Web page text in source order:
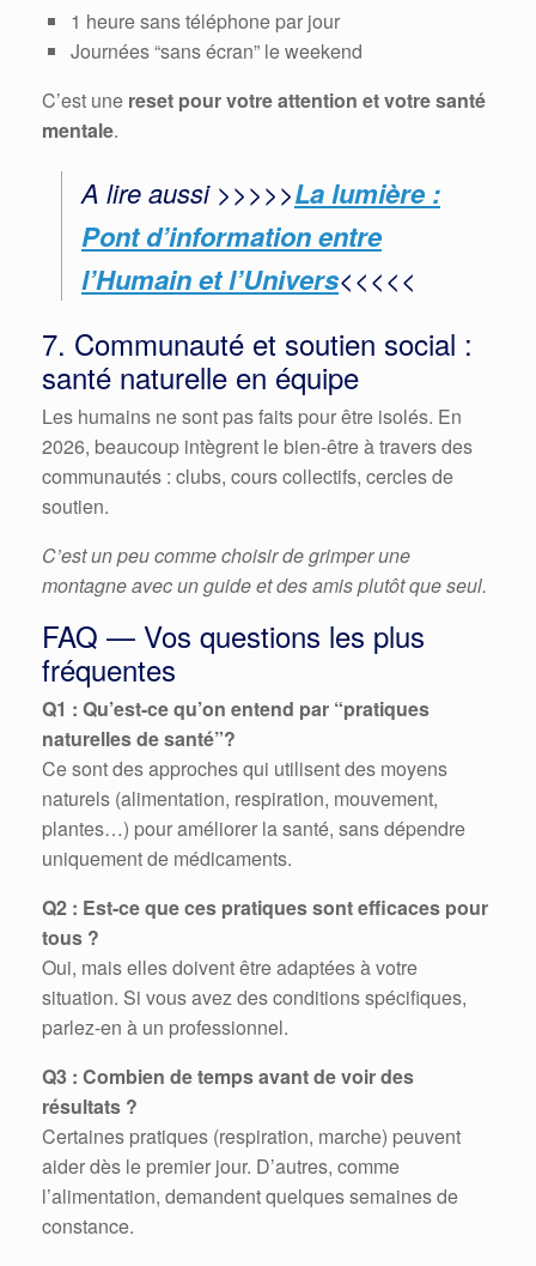
1 heure sans téléphone par jour
Journées “sans écran” le weekend
C’est une reset pour votre attention et votre santé
mentale.
A lire aussi >>>>>La lumière :
Pont d’information entre
l’Humain et l’Univers<<<<<
7. Communauté et soutien social :
santé naturelle en équipe
Les humains ne sont pas faits pour être isolés. En
2026, beaucoup intègrent le bien-être à travers des
communautés : clubs, cours collectifs, cercles de
soutien.
C’est un peu comme choisir de grimper une
montagne avec un guide et des amis plutôt que seul.
FAQ — Vos questions les plus
fréquentes
Q1 : Qu’est-ce qu’on entend par “pratiques
naturelles de santé”?
Ce sont des approches qui utilisent des moyens
naturels (alimentation, respiration, mouvement,
plantes…) pour améliorer la santé, sans dépendre
uniquement de médicaments.
Q2 : Est-ce que ces pratiques sont efficaces pour
tous ?
Oui, mais elles doivent être adaptées à votre
situation. Si vous avez des conditions spécifiques,
parlez-en à un professionnel.
Q3 : Combien de temps avant de voir des
résultats ?
Certaines pratiques (respiration, marche) peuvent
aider dès le premier jour. D’autres, comme
l’alimentation, demandent quelques semaines de
constance.